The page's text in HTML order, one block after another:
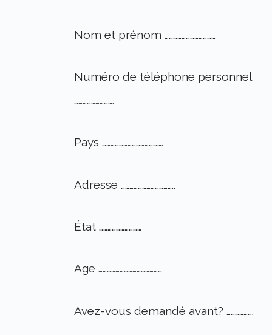
Nom et prénom ………………………………
Numéro de téléphone personnel
……………………….
Pays …………………………………….
Adresse ………………………………..
État …………………………
Age ………………………………………
Avez-vous demandé avant? ……………….